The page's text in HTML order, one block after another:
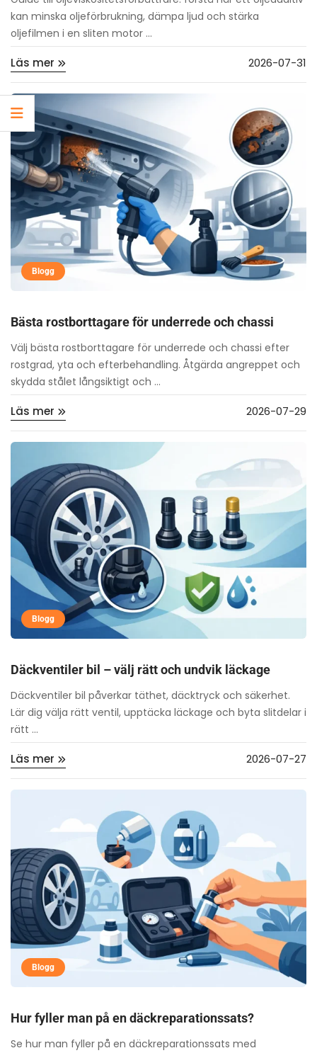
kan minska oljeförbrukning, dämpa ljud och stärka
oljefilmen i en sliten motor ...
Läs mer 2026-07-31
Blogg
Bästa rostborttagare för underrede och chassi
Välj bästa rostborttagare för underrede och chassi efter
rostgrad, yta och efterbehandling. Åtgärda angreppet och
skydda stålet långsiktigt och ...
Läs mer 2026-07-29
Blogg
Däckventiler bil – välj rätt och undvik läckage
Däckventiler bil påverkar täthet, däcktryck och säkerhet.
Lär dig välja rätt ventil, upptäcka läckage och byta slitdelar i
rätt ...
Läs mer 2026-07-27
Blogg
Hur fyller man på en däckreparationssats?
Se hur man fyller på en däckreparationssats med